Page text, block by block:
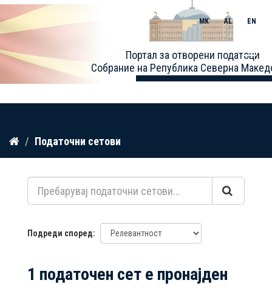
Прескокнете
содржина
Портал за отворени податоци
Собрание на Република Северна
MK AL EN
Toggle
Податочни сетови
Подреди според
1 податочен сет е пронајден